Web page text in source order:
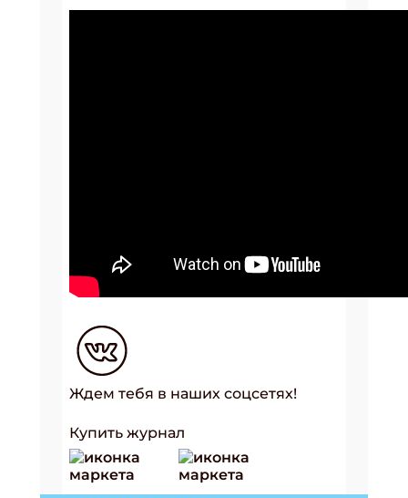
Ждем тебя в наших соцсетях!
Купить журнал